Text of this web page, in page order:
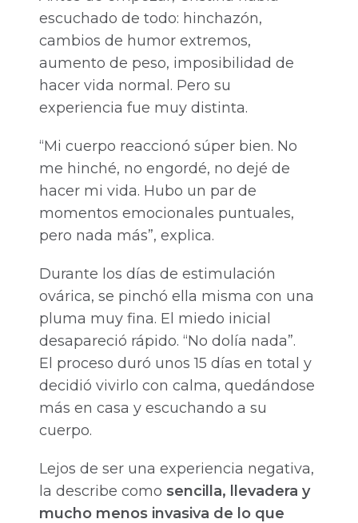
escuchado de todo: hinchazón,
cambios de humor extremos,
aumento de peso, imposibilidad de
hacer vida normal. Pero su
experiencia fue muy distinta.
“Mi cuerpo reaccionó súper bien. No
me hinché, no engordé, no dejé de
hacer mi vida. Hubo un par de
momentos emocionales puntuales,
pero nada más”, explica.
Durante los días de estimulación
ovárica, se pinchó ella misma con una
pluma muy fina. El miedo inicial
desapareció rápido. “No dolía nada”.
El proceso duró unos 15 días en total y
decidió vivirlo con calma, quedándose
más en casa y escuchando a su
cuerpo.
Lejos de ser una experiencia negativa,
la describe como sencilla, llevadera y
mucho menos invasiva de lo que